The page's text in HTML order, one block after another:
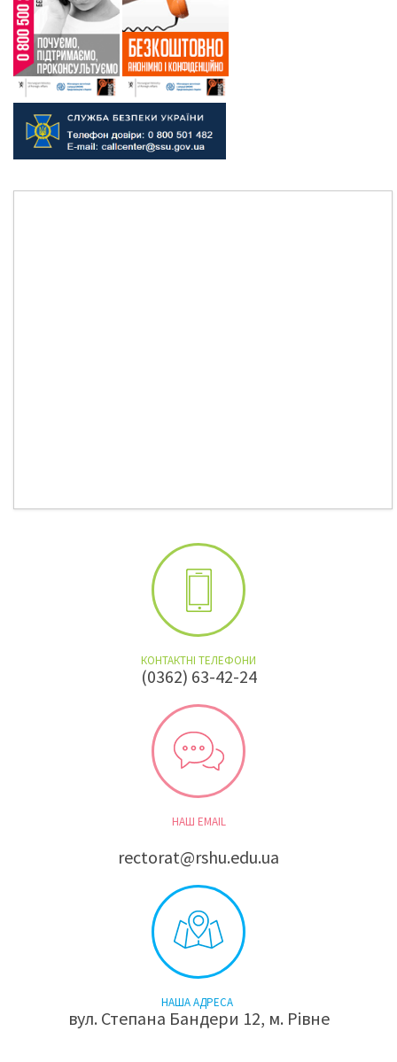
КОНТАКТНІ ТЕЛЕФОНИ
(0362) 63-42-24
НАШ EMAIL
rectorat@rshu.edu.ua
НАША АДРЕСА
вул. Степана Бандери 12, м. Рівне